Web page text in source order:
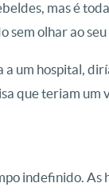
mas é
sem olhar ao
a um hospital,
que teriam
indefinido. As